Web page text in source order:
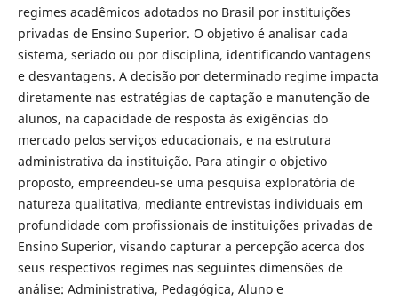
regimes acadêmicos adotados no Brasil por instituições
privadas de Ensino Superior. O objetivo é analisar cada
sistema, seriado ou por disciplina, identificando vantagens
e desvantagens. A decisão por determinado regime impacta
diretamente nas estratégias de captação e manutenção de
alunos, na capacidade de resposta às exigências do
mercado pelos serviços educacionais, e na estrutura
administrativa da instituição. Para atingir o objetivo
proposto, empreendeu-se uma pesquisa exploratória de
natureza qualitativa, mediante entrevistas individuais em
profundidade com profissionais de instituições privadas de
Ensino Superior, visando capturar a percepção acerca dos
seus respectivos regimes nas seguintes dimensões de
análise: Administrativa, Pedagógica, Aluno e